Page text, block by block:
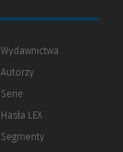
Wydawnictwa
Autorzy
Serie
Hasła LEX
Segmenty